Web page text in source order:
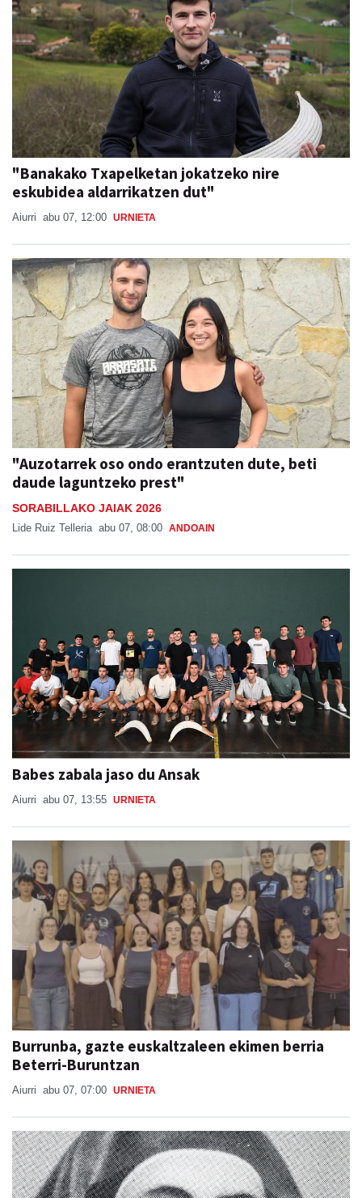
"Banakako Txapelketan jokatzeko nire
eskubidea aldarrikatzen dut"
Aiurri abu 07, 12:00 URNIETA
"Auzotarrek oso ondo erantzuten dute, beti
daude laguntzeko prest"
SORABILLAKO JAIAK 2026
Lide Ruiz Telleria abu 07, 08:00 ANDOAIN
Babes zabala jaso du Ansak
Aiurri abu 07, 13:55 URNIETA
Burrunba, gazte euskaltzaleen ekimen berria
Beterri-Buruntzan
Aiurri abu 07, 07:00 URNIETA